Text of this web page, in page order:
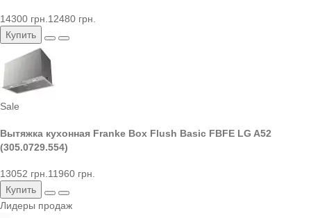
14300 грн. 12480 грн.
Купить
Sale
Вытяжка кухонная Franke Box Flush Basic FBFE LG A52
(305.0729.554)
13052 грн.11960 грн.
Купить
Лидеры продаж